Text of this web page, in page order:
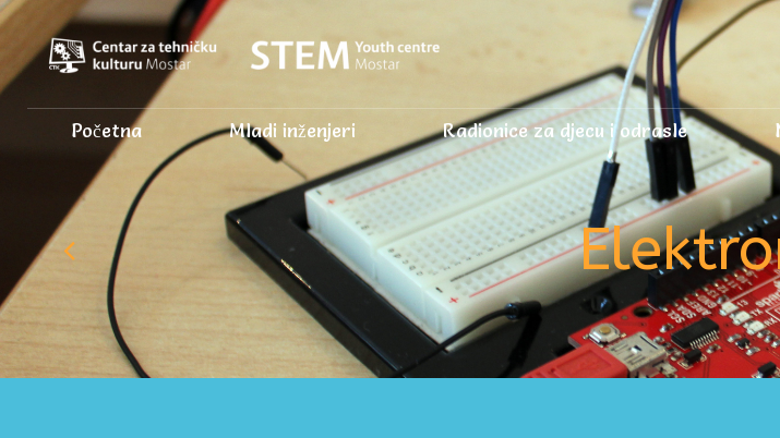
Početna Mladi inženjeri Radionice za djecu i odrasle